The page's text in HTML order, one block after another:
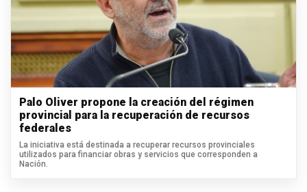
Palo Oliver propone la creación del régimen
provincial para la recuperación de recursos
federales
La iniciativa está destinada a recuperar recursos provinciales
utilizados para financiar obras y servicios que corresponden a
Nación.